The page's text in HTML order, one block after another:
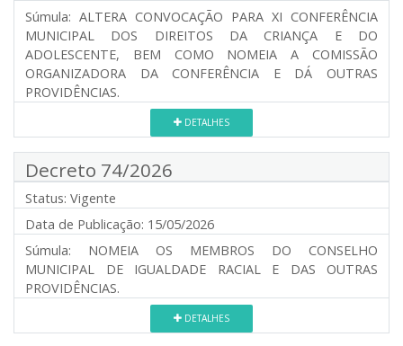
Súmula: ALTERA CONVOCAÇÃO PARA XI CONFERÊNCIA
MUNICIPAL DOS DIREITOS DA CRIANÇA E DO
ADOLESCENTE, BEM COMO NOMEIA A COMISSÃO
ORGANIZADORA DA CONFERÊNCIA E DÁ OUTRAS
PROVIDÊNCIAS.
DETALHES
Decreto 74/2026
Status: Vigente
Data de Publicação: 15/05/2026
Súmula: NOMEIA OS MEMBROS DO CONSELHO
MUNICIPAL DE IGUALDADE RACIAL E DAS OUTRAS
PROVIDÊNCIAS.
DETALHES